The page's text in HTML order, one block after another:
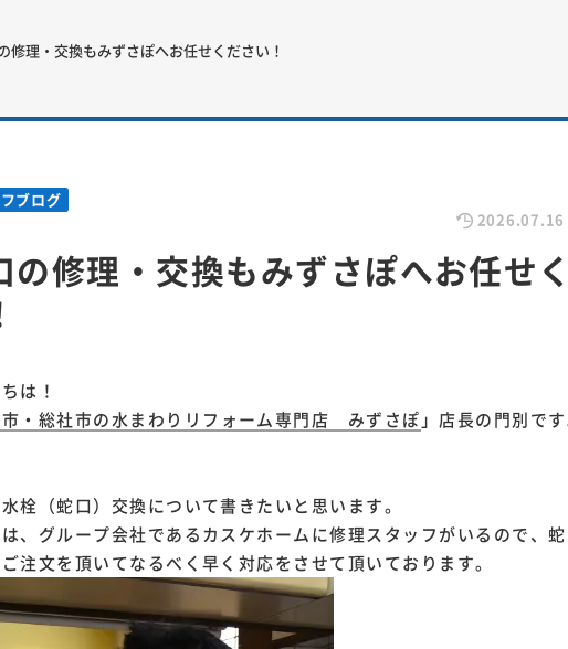
修理・交換もみずさぽへお任せください！
ブログ
2026.07.16
の修理・交換もみずさぽへお任せ
は！
・総社市の水まわりリフォーム専門店 みずさぽ 」店長の門別で
栓（蛇口）交換について書きたいと思います。
、グループ会社であるカスケホームに修理スタッフがいるので、
注文を頂いてなるべく早く対応をさせて頂いております。